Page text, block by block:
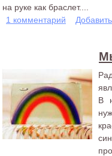
на руке как браслет....
1 комментарий
В